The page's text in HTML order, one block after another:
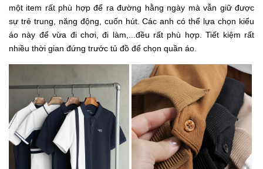
một item rất phù hợp để ra đường hằng ngày mà vẫn giữ được
sự trẻ trung, năng động, cuốn hút. Các anh có thể lựa chọn kiểu
áo này để vừa đi chơi, đi làm,...đều rất phù hợp. Tiết kiệm rất
nhiều thời gian đứng trước tủ đồ để chọn quần áo.